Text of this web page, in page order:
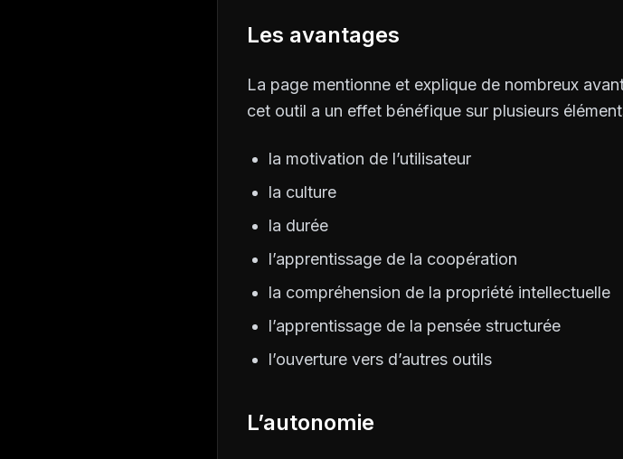
Les avantages
La page mentionne et explique de nombreux
cet outil a un effet bénéfique sur plusieurs
la motivation de l’utilisateur
la culture
la durée
l’apprentissage de la coopération
la compréhension de la propriété intellectuelle
l’apprentissage de la pensée structurée
l’ouverture vers d’autres outils
L’autonomie